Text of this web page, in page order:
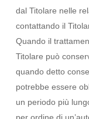
dal Titolare nelle
contattando il
Quando il
Titolare può
quando detto
potrebbe essere
un periodo più